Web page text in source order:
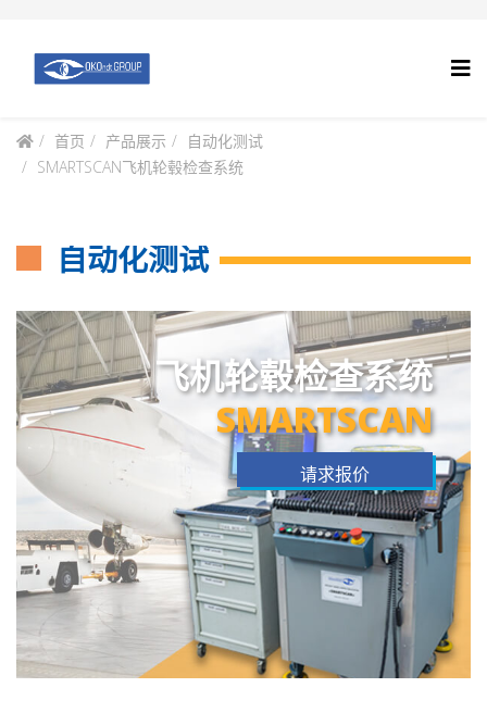
首页 产品展示
自动化测试
SMARTSCAN飞机轮毂检查系统
自动化测试
飞机轮毂检查系统
SMARTSCAN
请求报价